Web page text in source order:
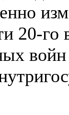
20-го